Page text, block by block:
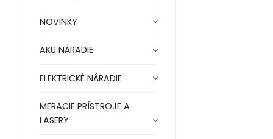
NOVINKY
AKU NÁRADIE
ELEKTRICKÉ NÁRADIE
MERACIE PRÍSTROJE A
LASERY